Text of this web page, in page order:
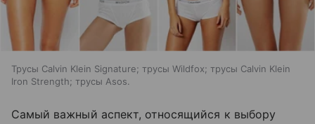
Трусы Calvin Klein Signature; трусы Wildfox; трусы Calvin Klein
Iron Strength; трусы Asos.
Самый важный аспект, относящийся к выбору